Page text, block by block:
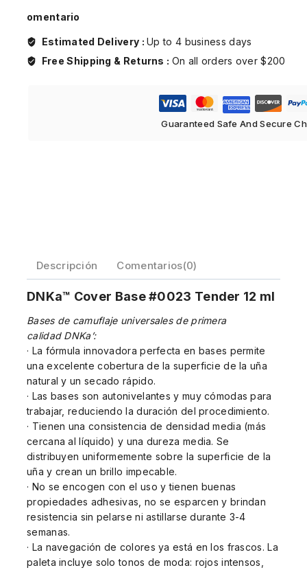
omentario
Estimated Delivery :Up to 4 business days
Free Shipping & Returns : On all orders over $200
Guaranteed Safe And Secure
Descripción Comentarios(0)
DNKa™ Cover Base #0023 Tender 12 ml
Bases de camuflaje universales de primera
calidad DNKa’:
· La fórmula innovadora perfecta en bases permite
una excelente cobertura de la superficie de la uña
natural y un secado rápido.
· Las bases son autonivelantes y muy cómodas para
trabajar, reduciendo la duración del procedimiento.
· Tienen una consistencia de densidad media (más
cercana al líquido) y una dureza media. Se
distribuyen uniformemente sobre la superficie de la
uña y crean un brillo impecable.
· No se encogen con el uso y tienen buenas
propiedades adhesivas, no se esparcen y brindan
resistencia sin pelarse ni astillarse durante 3-4
semanas.
· La navegación de colores ya está en los frascos. La
paleta incluye solo tonos de moda: rojos intensos,